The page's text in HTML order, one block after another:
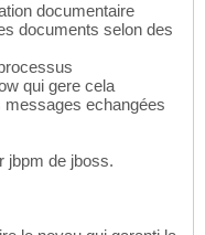
documentaire
documents selon des
qui gere cela
messages echangées
jbpm de jboss.